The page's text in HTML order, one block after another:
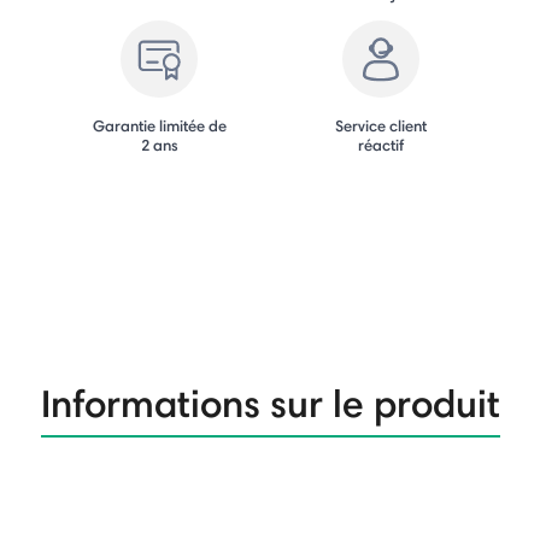
Garantie limitée de
2 ans
Service client
réactif
Informations sur le produit